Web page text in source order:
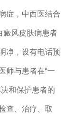
症，中西医结合
癜风皮肤病患者
净，设有电话预
师与患者在“一
和保护患者的
查、治疗、取